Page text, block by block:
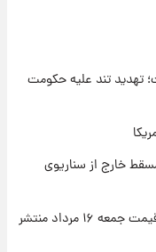
تهدید تند علیه حکومت
خارج از سناریوی
قیمت خودروهای سایپا تغییر کرد؛ لیست قیمت جمعه ۱۶ مرداد منتشر